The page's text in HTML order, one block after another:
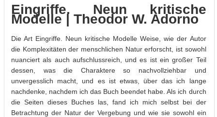
Eingriffe. Neun kritische
Modelle | Theodor W. Adorno
Die Art Eingriffe. Neun kritische Modelle Weise, wie der Autor
die Komplexitäten der menschlichen Natur erforscht, ist sowohl
nuanciert als auch aufschlussreich, und es ist ein großer Teil
dessen, was die Charaktere so nachvollziehbar und
unvergesslich macht, und es ist etwas, über das ich lange
nachdenke, nachdem ich das Buch beendet habe. Als ich durch
die Seiten dieses Buches las, fand ich mich selbst bei der
Betrachtung der Natur der Vergebung und wie sie sowohl ein